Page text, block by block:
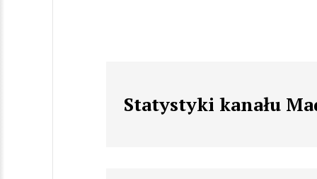
Statystyki kanału